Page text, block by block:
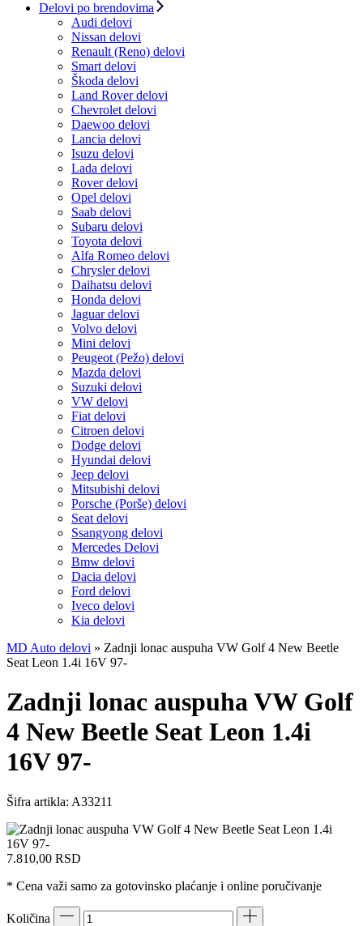
Delovi po brendovima
Audi delovi
Nissan delovi
Renault (Reno) delovi
Smart delovi
Škoda delovi
Land Rover delovi
Chevrolet delovi
Daewoo delovi
Lancia delovi
Isuzu delovi
Lada delovi
Rover delovi
Opel delovi
Saab delovi
Subaru delovi
Toyota delovi
Alfa Romeo delovi
Chrysler delovi
Daihatsu delovi
Honda delovi
Jaguar delovi
Volvo delovi
Mini delovi
Peugeot (Pežo) delovi
Mazda delovi
Suzuki delovi
VW delovi
Fiat delovi
Citroen delovi
Dodge delovi
Hyundai delovi
Jeep delovi
Mitsubishi delovi
Porsche (Porše) delovi
Seat delovi
Ssangyong delovi
Mercedes Delovi
Bmw delovi
Dacia delovi
Ford delovi
Iveco delovi
Kia delovi
MD Auto delovi » Zadnji lonac auspuha VW Golf 4 New Beetle
Seat Leon 1.4i 16V 97-
Zadnji lonac auspuha VW Golf
4 New Beetle Seat Leon 1.4i
16V 97-
Šifra artikla: A33211
7.810,00 RSD
* Cena važi samo za gotovinsko plaćanje i online poručivanje
Količina